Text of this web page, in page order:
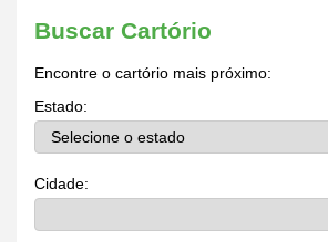
Buscar Cartório
Encontre o cartório mais próximo:
Estado:
Cidade: